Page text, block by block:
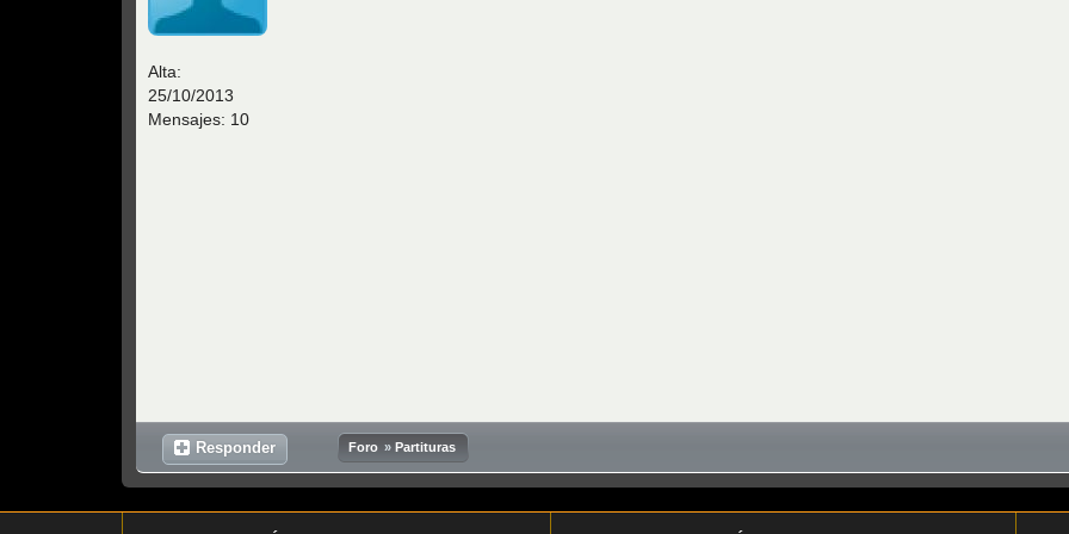
Alta:
25/10/2013
Mensajes: 10
Responder Foro » Partituras